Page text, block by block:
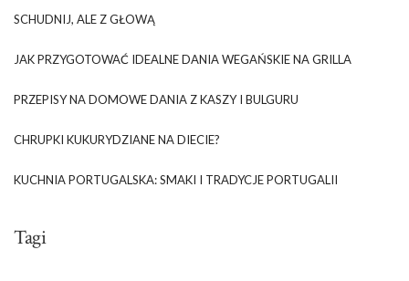
SCHUDNIJ, ALE Z GŁOWĄ
JAK PRZYGOTOWAĆ IDEALNE DANIA WEGAŃSKIE NA GRILLA
PRZEPISY NA DOMOWE DANIA Z KASZY I BULGURU
CHRUPKI KUKURYDZIANE NA DIECIE?
KUCHNIA PORTUGALSKA: SMAKI I TRADYCJE PORTUGALII
Tagi